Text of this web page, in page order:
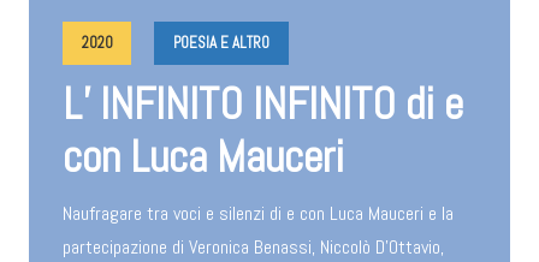
2020 POESIA E ALTRO
L’ INFINITO INFINITO di e
con Luca Mauceri
Naufragare tra voci e silenzi di e con Luca Mauceri e la
partecipazione di Veronica Benassi, Niccolò D'Ottavio,